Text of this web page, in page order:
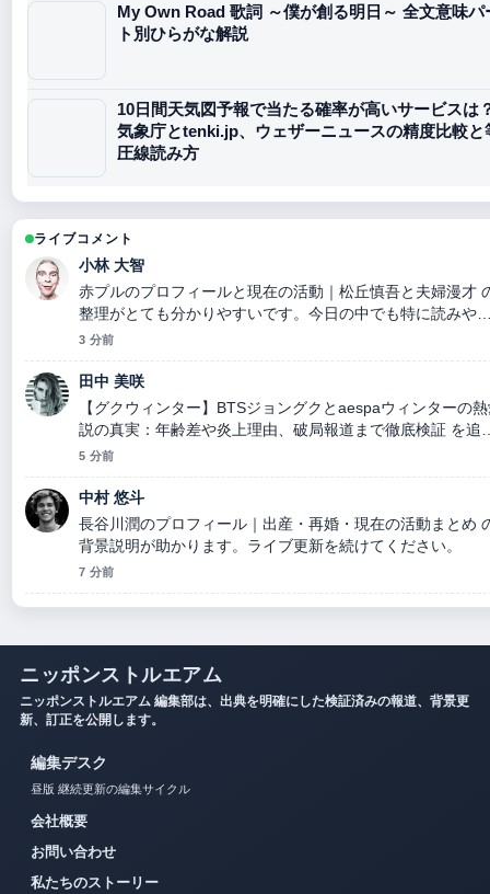
My Own Road 歌詞 ～僕が創る明日～ 全文意味パ
ト別ひらがな解説
10日間天気図予報で当たる確率が高いサービスは
気象庁とtenki.jp、ウェザーニュースの精度比較と
圧線読み方
ライブコメント
小林 大智
赤プルのプロフィールと現在の活動｜松丘慎吾と夫婦漫才
整理がとても分かりやすいです。今日の中でも特に読みや
いです。
3 分前
田中 美咲
【グクウィンター】BTSジョングクとaespaウィンターの
説の真実：年齢差や炎上理由、破局報道まで徹底検証 を追
ていますが、この解説は落ち着いていて信頼できます。
5 分前
中村 悠斗
長谷川潤のプロフィール｜出産・再婚・現在の活動まとめ
背景説明が助かります。ライブ更新を続けてください。
7 分前
ニッポンストルエアム
ニッポンストルエアム 編集部は、出典を明確にした検証済みの報道、背景更
新、訂正を公開します。
編集デスク
昼版 継続更新の編集サイクル
会社概要
お問い合わせ
私たちのストーリー